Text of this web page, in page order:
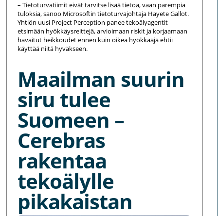
– Tietoturvatiimit eivät tarvitse lisää tietoa, vaan parempia
tuloksia, sanoo Microsoftin tietoturvajohtaja Hayete Gallot.
Yhtiön uusi Project Perception panee tekoälyagentit
etsimään hyökkäysreittejä, arvioimaan riskit ja korjaamaan
havaitut heikkoudet ennen kuin oikea hyökkääjä ehtii
käyttää niitä hyväkseen.
Maailman suurin
siru tulee
Suomeen –
Cerebras
rakentaa
tekoälylle
pikakaistan